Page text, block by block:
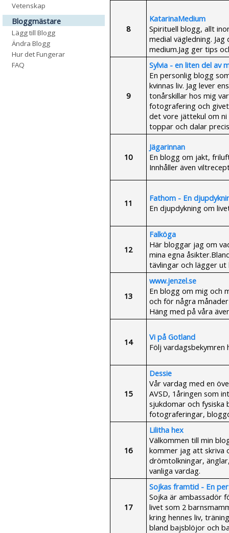
Vetenskap
Bloggmästare
Lägg till Blogg
Ändra Blogg
Hur det Fungerar
FAQ
8
KatarinaMedium
Spirituell blogg, allt
medial vägledning.
medium.Jag ger tips
9
Sylvia - en liten del av
En personlig blogg
kvinnas liv. Jag lever
tonårskillar hos mig
fotografering och
det vore jättekul om ni
toppar och dalar
10
Jägarinnan
En blogg om jakt,
Innhåller även
11
Fathom - En
En djupdykning om
12
Falköga
Här bloggar jag om
mina egna
tävlingar och lägger ut
13
www.jenzel.se
En blogg om mig och
och för några
Häng med på våra
14
Vi på Gotland
Följ vardagsbekymren
15
Dessie
Vår vardag med en
AVSD, 1åringen som
sjukdomar och fysiska
fotograferingar,
16
Lilitha hex
Välkommen till min
kommer jag att skriva
drömtolkningar,
vanliga vardag.
17
Sojkas framtid - En
Sojka är ambassadör
livet som 2
kring hennes liv,
bland bajsblöjor och